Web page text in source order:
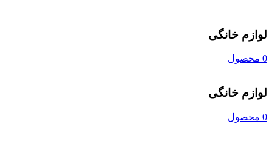
لوازم خانگی
0 محصول
لوازم خانگی
0 محصول